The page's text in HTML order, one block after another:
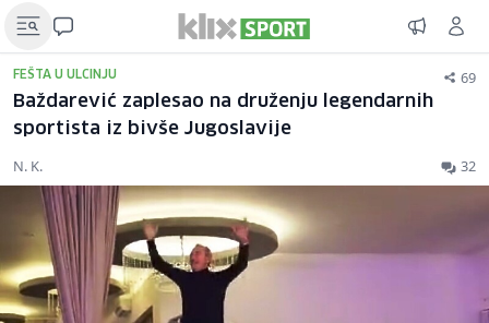
FEŠTA U ULCINJU 69
Baždarević zaplesao na druženju legendarnih
sportista iz bivše Jugoslavije
N. K. 32